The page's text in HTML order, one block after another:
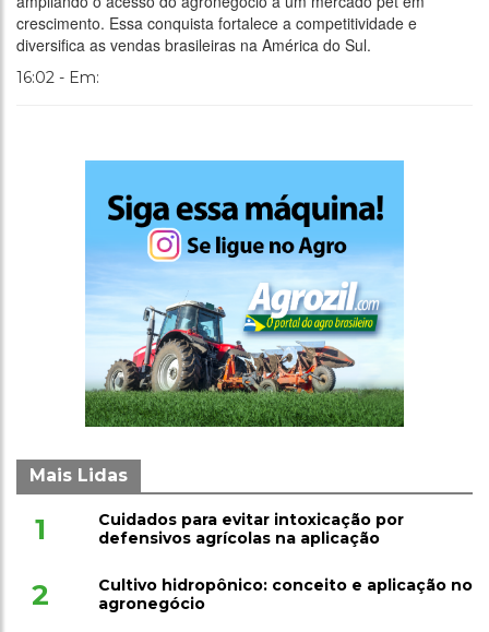
crescimento. Essa conquista fortalece a competitividade e
diversifica as vendas brasileiras na América do Sul.
16:02 - Em:
Mais Lidas
1
Cuidados para evitar intoxicação por
defensivos agrícolas na aplicação
2
Cultivo hidropônico: conceito e aplicação no
agronegócio